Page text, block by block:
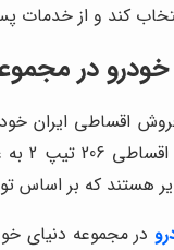
کند و از
در
فروش اقساطی ایران
هستند که بر
در مجموعه دنیای